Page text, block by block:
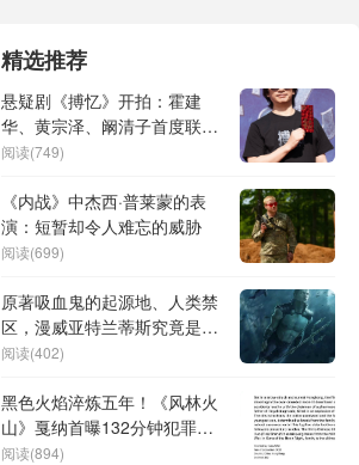
精选推荐
悬疑剧《搏忆》开拍：霍建
华、黄宗泽、阚清子首度联手
解谜局
阅读(749)
《内战》中杰西·普莱蒙的表
演：短暂却令人难忘的威胁
阅读(699)
原著吸血鬼的起源地、人类禁
区，漫威亚特兰蒂斯究竟是个
啥地方？
阅读(402)
黑色火焰淬炼五年！《风林火
山》戛纳首曝132分钟犯罪史
诗
阅读(894)